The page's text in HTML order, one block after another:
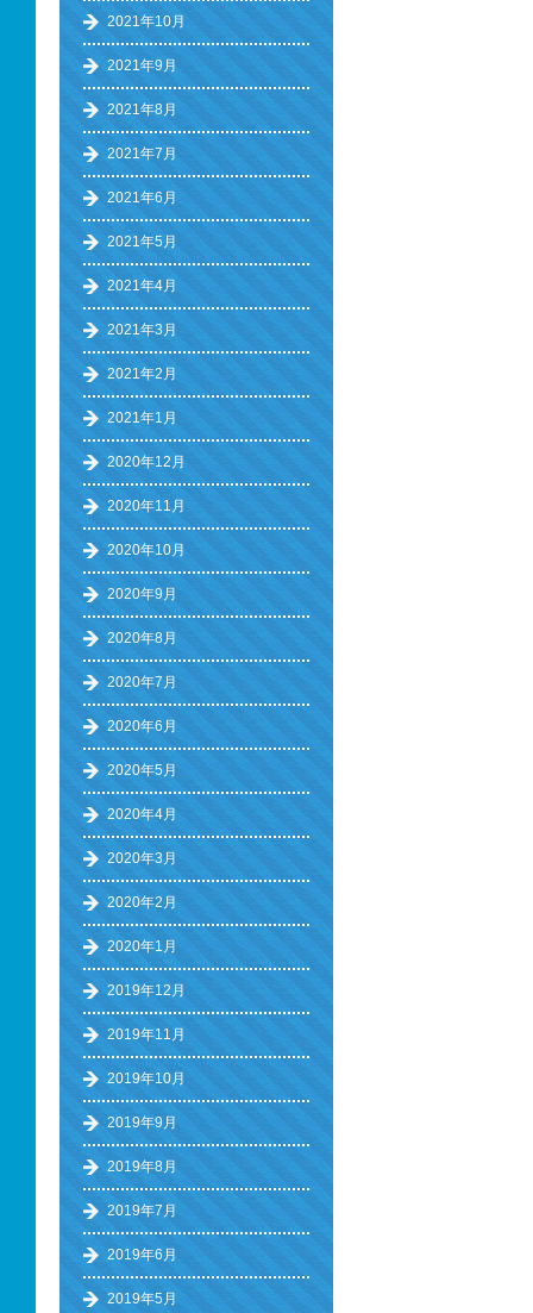
2021年10月
2021年9月
2021年8月
2021年7月
2021年6月
2021年5月
2021年4月
2021年3月
2021年2月
2021年1月
2020年12月
2020年11月
2020年10月
2020年9月
2020年8月
2020年7月
2020年6月
2020年5月
2020年4月
2020年3月
2020年2月
2020年1月
2019年12月
2019年11月
2019年10月
2019年9月
2019年8月
2019年7月
2019年6月
2019年5月